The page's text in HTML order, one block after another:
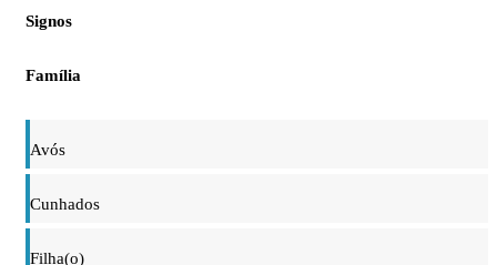
Signos
Família
Avós
Cunhados
Filha(o)